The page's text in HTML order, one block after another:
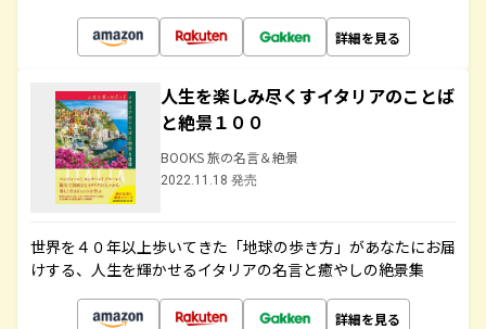
詳細を見る
人生を楽しみ尽くすイタリアのことば
と絶景１００
BOOKS 旅の名言＆絶景
2022.11.18 発売
世界を４０年以上歩いてきた「地球の歩き方」があなたにお届
けする、人生を輝かせるイタリアの名言と癒やしの絶景集
詳細を見る